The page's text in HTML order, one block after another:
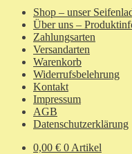
Shop – unser
Über uns –
Zahlungsarten
Versandarten
Warenkorb
Widerrufsbelehrung
Kontakt
Impressum
AGB
Datenschutzerklärung
0,00 € 0 Artikel